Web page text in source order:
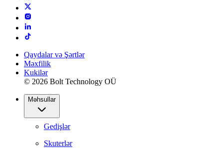
Qaydalar və Şərtlər
Məxfilik
Kukilər
© 2026 Bolt Technology OÜ
Məhsullar
Gedişlər
Skuterlər